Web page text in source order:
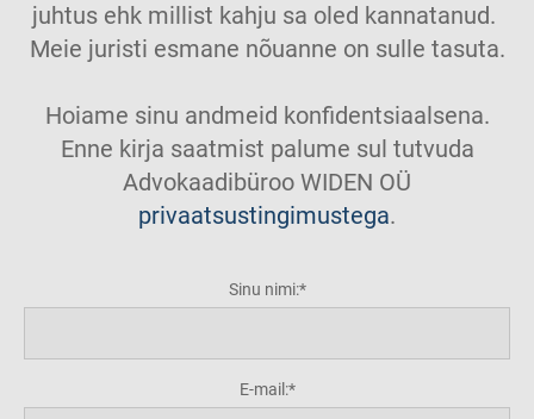
juhtus ehk millist kahju sa oled kannatanud.
Meie juristi esmane nõuanne on sulle tasuta.
Hoiame sinu andmeid konfidentsiaalsena.
Enne kirja saatmist palume sul tutvuda
Advokaadibüroo WIDEN OÜ
privaatsustingimustega.
Sinu nimi:
E-mail: